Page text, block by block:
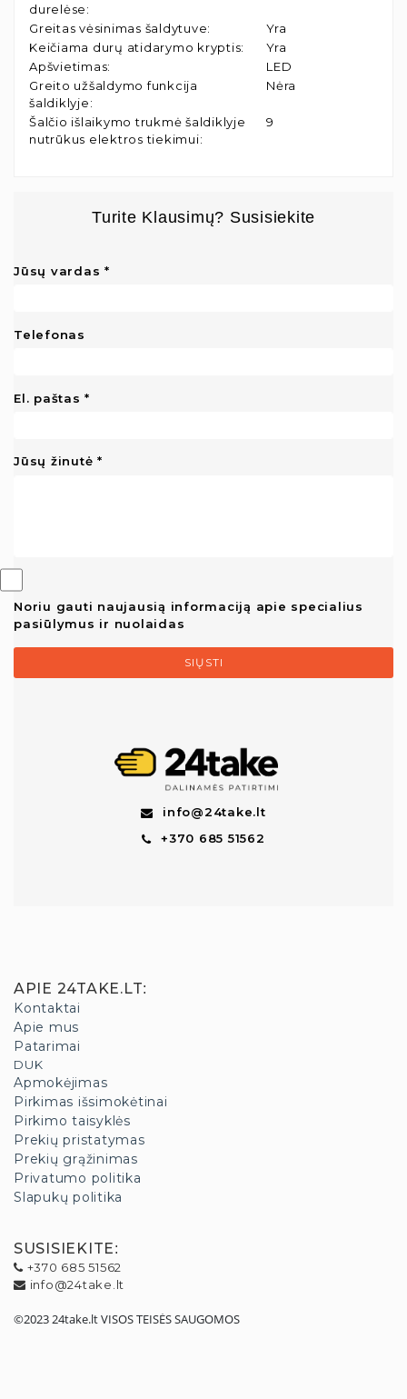
durelėse:
Greitas vėsinimas šaldytuve:
Yra
Keičiama durų atidarymo kryptis:
Yra
Apšvietimas:
LED
Greito užšaldymo funkcija
šaldiklyje:
Nėra
Šalčio išlaikymo trukmė šaldiklyje
nutrūkus elektros tiekimui:
9
Turite Klausimų? Susisiekite
Jūsų vardas
Telefonas
El. paštas
Jūsų žinutė
Noriu gauti naujausią informaciją apie specialius
pasiūlymus ir nuolaidas
SIŲSTI
info@24take.lt
+370 685 51562
APIE 24TAKE.LT:
Kontaktai
Apie mus
Patarimai
DUK
Apmokėjimas
Pirkimas išsimokėtinai
Pirkimo taisyklės
Prekių pristatymas
Prekių grąžinimas
Privatumo politika
Slapukų politika
SUSISIEKITE:
+370 685 51562
info@24take.lt
©2023 24take.lt VISOS TEISĖS SAUGOMOS